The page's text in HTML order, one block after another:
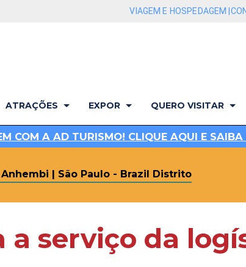
VIAGEM E HOSPEDAGEM |
ATRAÇÕES EXPOR QUERO VISITAR
COM A AD TURISMO! CLIQUE AQUI E SAIBA
| São Paulo - Brazil Distrito
a serviço da